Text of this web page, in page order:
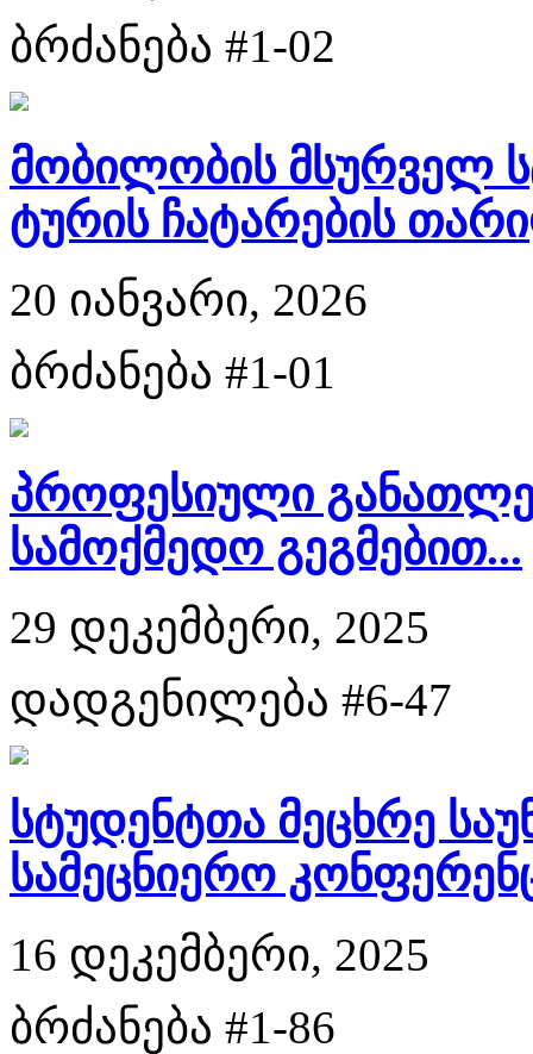
ბრძანება #1-02
მობილობის მსურველ
ტურის ჩატარების
20 იანვარი, 2026
ბრძანება #1-01
პროფესიული
სამოქმედო გეგმებით...
29 დეკემბერი, 2025
დადგენილება #6-47
სტუდენტთა მეცხრე
სამეცნიერო
16 დეკემბერი, 2025
ბრძანება #1-86